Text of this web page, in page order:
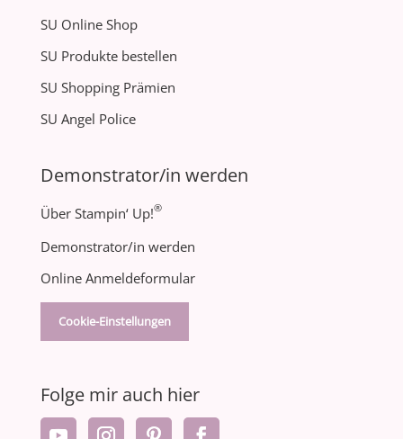
SU Online Shop
SU Produkte bestellen
SU Shopping Prämien
SU Angel Police
Demonstrator/in werden
Über Stampin‘ Up!®
Demonstrator/in werden
Online Anmeldeformular
Cookie-Einstellungen
Folge mir auch hier